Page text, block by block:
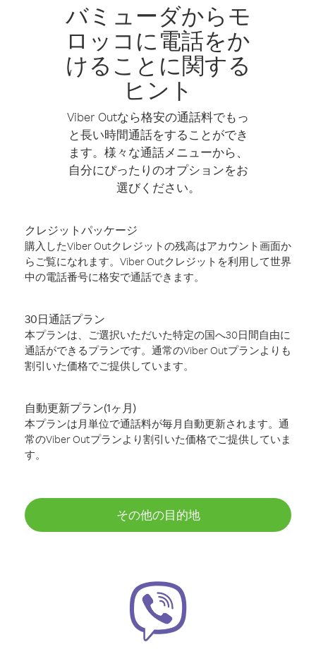
バミューダからモ
ロッコに電話をか
けることに関する
ヒント
Viber Outなら格安の通話料でもっ
と長い時間通話をすることができ
ます。様々な通話メニューから、
自分にぴったりのオプションをお
選びください。
クレジットパッケージ
購入したViber Outクレジットの残高はアカウント画面か
らご覧になれます。Viber Outクレジットを利用して世界
中の電話番号に格安で通話できます。
30日通話プラン
本プランは、ご選択いただいた特定の国へ30日間自由に
通話ができるプランです。通常のViber Outプランよりも
割引いた価格でご提供しています。
自動更新プラン(1ヶ月)
本プランは月単位で通話料が毎月自動更新されます。通
常のViber Outプランより割引いた価格でご提供していま
す。
その他の目的地